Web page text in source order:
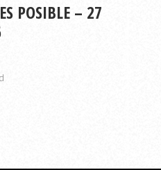
POSIBLE – 27